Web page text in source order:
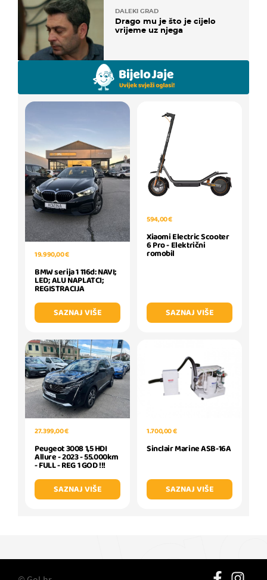
DALEKI GRAD
Drago mu je što je cijelo
vrijeme uz njega
19.990,00 €
BMW serija 1 116d: NAVI;
LED; ALU NAPLATCI;
REGISTRACIJA
SAZNAJ VIŠE
594,00 €
Xiaomi Electric Scooter
6 Pro - Električni
romobil
SAZNAJ VIŠE
27.399,00 €
Peugeot 3008 1,5 HDI
Allure - 2023 - 55.000km
- FULL - REG 1 GOD !!!
SAZNAJ VIŠE
1.700,00 €
Sinclair Marine ASB-16A
SAZNAJ VIŠE